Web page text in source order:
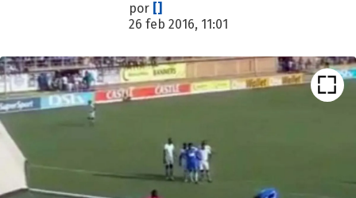
por []
26 feb 2016, 11:01